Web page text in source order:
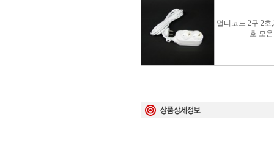
멀티코드 2구 2호
호 모음